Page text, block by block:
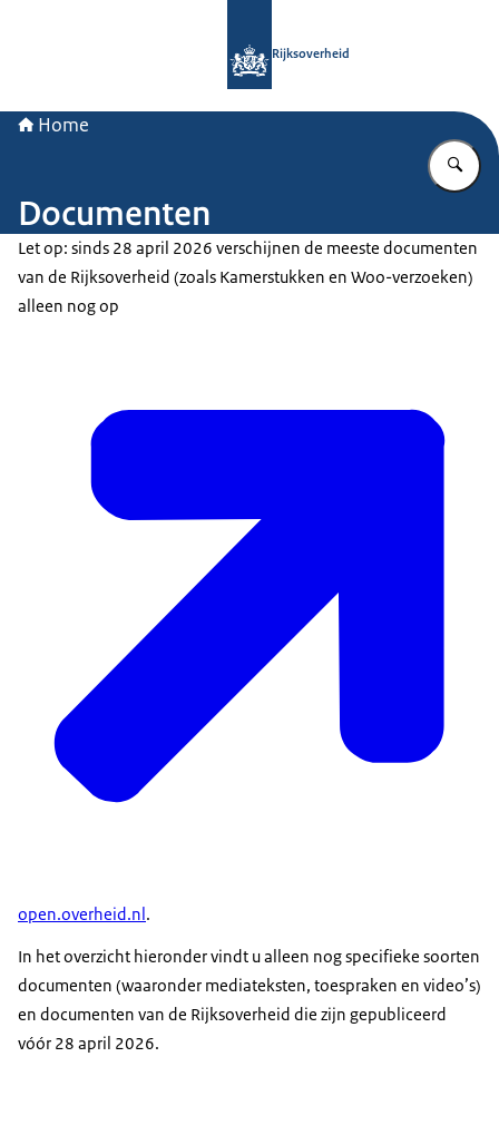
Rijksoverheid
Home
Documenten
Let op: sinds 28 april 2026 verschijnen de meeste documenten
van de Rijksoverheid (zoals Kamerstukken en Woo-verzoeken)
alleen nog op
open.overheid.nl.
In het overzicht hieronder vindt u alleen nog specifieke soorten
documenten (waaronder mediateksten, toespraken en video’s)
en documenten van de Rijksoverheid die zijn gepubliceerd
vóór 28 april 2026.